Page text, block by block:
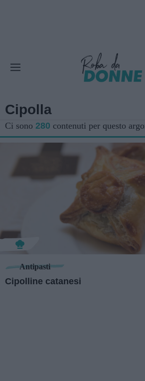
Cipolla
Ci sono 280 contenuti per questo
Antipasti
Cipolline catanesi